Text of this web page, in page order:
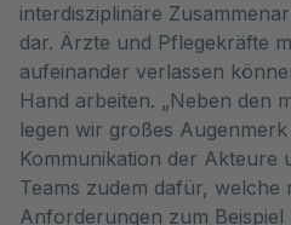
interdisziplinäre
dar. Ärzte und Pflegekräfte
aufeinander verlassen
Hand arbeiten. „Neben den
legen wir großes
Kommunikation der Akteure
Teams zudem dafür, welche
Anforderungen zum